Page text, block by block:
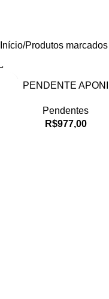
Início Produtos
PENDENTE APONI
Pendentes
R$977,00